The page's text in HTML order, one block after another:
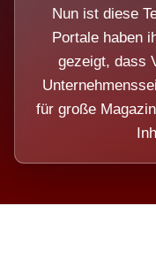
Nun ist diese
Portale haben
gezeigt, dass
für große